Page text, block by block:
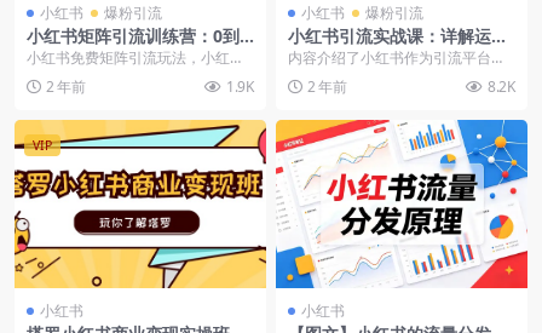
小红书 爆粉引流
小红书矩阵引流训练营：0到1
玩转小红书流量，在小红书上
分得一杯羹-14节课
小红书免费矩阵引流玩法，小红书
矩阵截流玩法，小红书付费投放玩
法，会教大家从0到1...
2 年前 1.9K
小红书 爆粉引流
小红书引流实战课：详解运营
逻辑，助力淘宝天猫销售增
量，爆品打造月入10w
内容介绍了小红书作为引流平台的
价值，包括其月活用户数和购买需
求，以及如何利用小红...
2 年前 8.2K
VIP
小红书 小红书